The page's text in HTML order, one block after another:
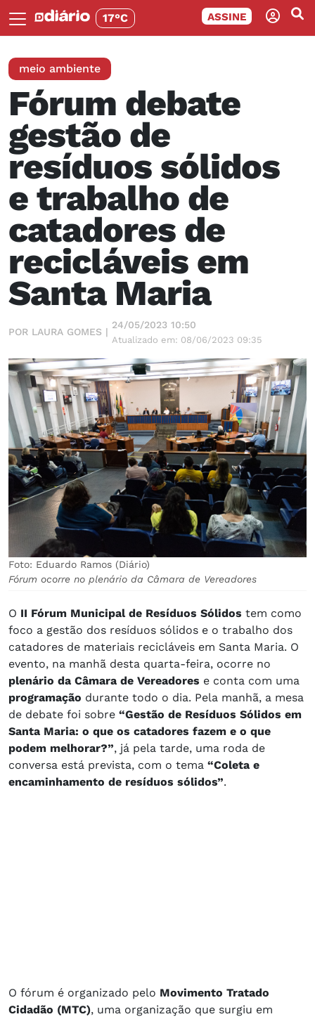
17°C ASSINE
meio ambiente
Fórum debate
gestão de
resíduos sólidos
e trabalho de
catadores de
recicláveis em
Santa Maria
POR LAURA GOMES |
24/05/2023 10:50
Atualizado em: 08/06/2023 09:35
Foto: Eduardo Ramos (Diário)
Fórum ocorre no plenário da Câmara de Vereadores
O II Fórum Municipal de Resíduos Sólidos tem como
foco a gestão dos resíduos sólidos e o trabalho dos
catadores de materiais recicláveis em Santa Maria. O
evento, na manhã desta quarta-feira, ocorre no
plenário da Câmara de Vereadores e conta com uma
programação durante todo o dia. Pela manhã, a mesa
de debate foi sobre “Gestão de Resíduos Sólidos em
Santa Maria: o que os catadores fazem e o que
podem melhorar?”, já pela tarde, uma roda de
conversa está prevista, com o tema “Coleta e
encaminhamento de resíduos sólidos”.
O fórum é organizado pelo Movimento Tratado
Cidadão (MTC), uma organização que surgiu em